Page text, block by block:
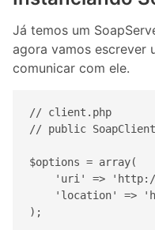
Já temos um
agora vamos escrever
comunicar com ele.
// client.php
// public
$options = array(
'uri' =>
'location' =>
);